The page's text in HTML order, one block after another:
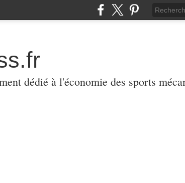
dédié à l'économie des sports